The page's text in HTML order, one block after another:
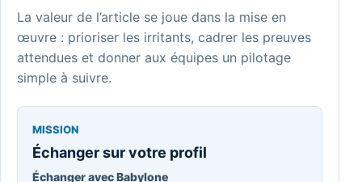
La valeur de l’article se joue dans la mise en
œuvre : prioriser les irritants, cadrer les preuves
attendues et donner aux équipes un pilotage
simple à suivre.
MISSION
Échanger sur votre profil
Échanger avec Babylone